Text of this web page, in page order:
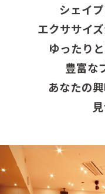
シェイ
エクササイズ
ゆったり
豊富な
あなたの